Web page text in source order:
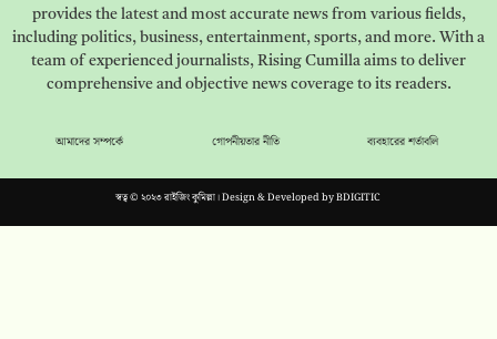
provides the latest and most accurate news from various fields,
including politics, business, entertainment, sports, and more. With a
team of experienced journalists, Rising Cumilla aims to deliver
comprehensive and objective news coverage to its readers.
আমাদের সম্পর্কে গোপনীয়তার নীতি ব্যবহারের শর্তাবলি
স্বত্ব © ২০২৩ রাইজিং কুমিল্লা। Design & Developed byBDIGITIC